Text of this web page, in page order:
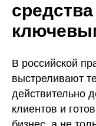
В российской
выстреливают
действительно
клиентов и